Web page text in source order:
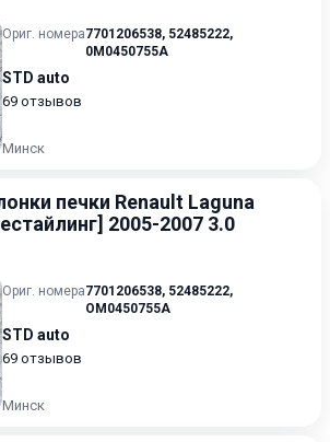
Ориг. номера7701206538, 52485222,
0M0450755A
STD auto
69 отзывов
Минск
печки Renault Laguna
2005-2007 3.0
Ориг. номера7701206538, 52485222,
OM0450755A
STD auto
69 отзывов
Минск